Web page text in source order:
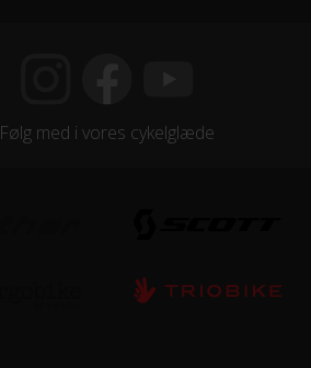
Følg med i vores cykelglæde